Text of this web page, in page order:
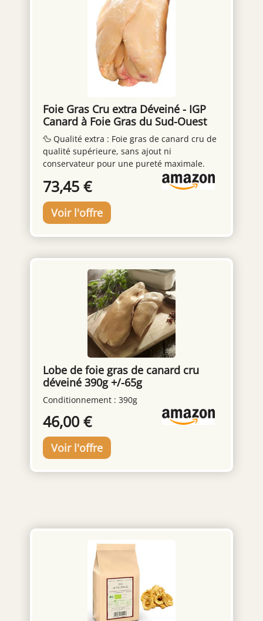
Foie Gras Cru extra Déveiné - IGP
Canard à Foie Gras du Sud-Ouest
🦆 Qualité extra : Foie gras de canard cru de
qualité supérieure, sans ajout ni
conservateur pour une pureté maximale.
Déveiné et emballé sous vide, il ne vous
reste qu'à le préparer selon votre recette
préférée. Foie Gras Cru Déveiné sous vide -
Pièce de 550 g environ - Petit foie qui rend
peu de graisse idéal pour le mi-cuit et pour
toutes les terrines en règle générale A
sous vide et livré par Chronofresh qui vous
garanti la chaîne du froid Foie gras protégé
par l'IGP Canard à foie gras du Sud-Ouest -
Permet de garantir la traçabilité et le savoir-
faire de ce foie gras de qualité supérieure
Ingrédient : 100 % de foie gras aucun ajout
aucun conservateur
73,45 €
Lobe de foie gras de canard cru
déveiné 390g +/-65g
Conditionnement : 390g
46,00 €